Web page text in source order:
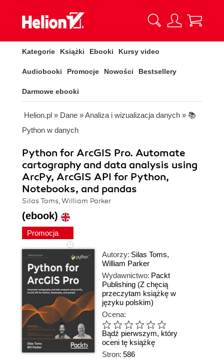
Kategorie Książki Ebooki Kursy video
Audiobooki Promocje Nowości Bestsellery
Darmowe ebooki
Helion.pl » Dane »Analiza i wizualizacja danych » 📚
Python w danych
Python for ArcGIS Pro. Automate
cartography and data analysis using
ArcPy, ArcGIS API for Python,
Notebooks, and pandas
Silas Toms, William Parker
(ebook)
Promocja
Autorzy: Silas Toms,
William Parker
Wydawnictwo: Packt
Publishing (Z chęcią
przeczytam książkę w
języku polskim)
Ocena:
Bądź pierwszym, który
oceni tę książkę
Stron: 586